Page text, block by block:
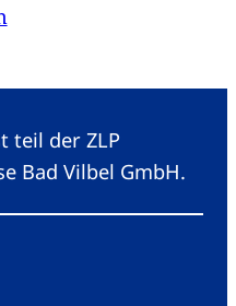
teil der ZLP
Bad Vilbel GmbH.